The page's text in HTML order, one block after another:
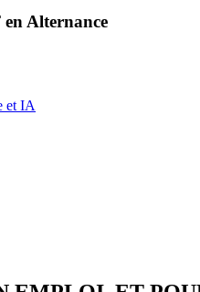
Alternance
et IA